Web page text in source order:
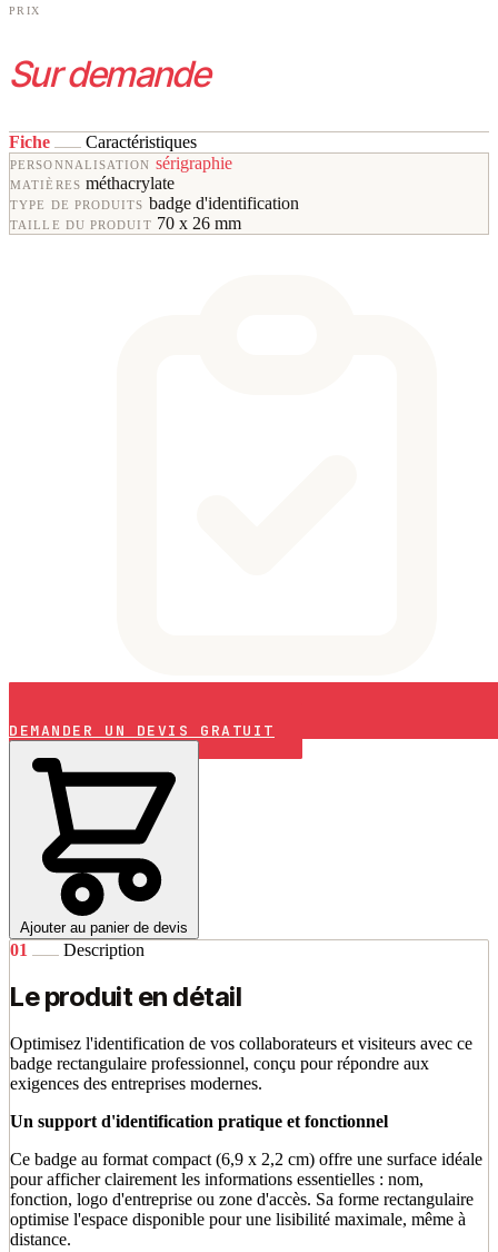
PRIX
Sur demande
Fiche Caractéristiques
PERSONNALISATION sérigraphie
MATIÈRES méthacrylate
TYPE DE PRODUITS badge d'identification
TAILLE DU PRODUIT 70 x 26 mm
DEMANDER UN DEVIS GRATUIT
Ajouter au panier de devis
01 Description
Le produit en détail
Optimisez l'identification de vos collaborateurs et visiteurs avec ce
badge rectangulaire professionnel, conçu pour répondre aux
exigences des entreprises modernes.
Un support d'identification pratique et fonctionnel
Ce badge au format compact (6,9 x 2,2 cm) offre une surface idéale
pour afficher clairement les informations essentielles : nom,
fonction, logo d'entreprise ou zone d'accès. Sa forme rectangulaire
optimise l'espace disponible pour une lisibilité maximale, même à
distance.